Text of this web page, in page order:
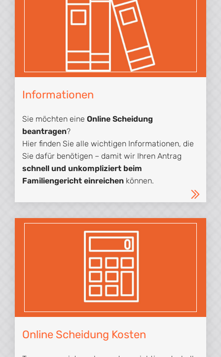
Informationen
Sie möchten eine Online Scheidung
beantragen?
Hier finden Sie alle wichtigen Informationen, die
Sie dafür benötigen – damit wir Ihren Antrag
schnell und unkompliziert beim
Familiengericht einreichen können.
Online Scheidung Kosten